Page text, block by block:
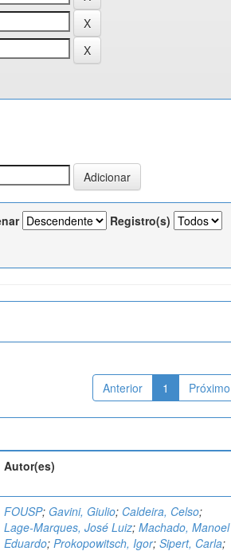
Registro(s)
Anterior 1 Próximo
Autor(es)
FOUSP; Gavini, Giulio; Caldeira, Celso;
Lage-Marques, José Luiz;Machado, Manoel
Eduardo;Prokopowitsch, Igor;Sipert, Carla;